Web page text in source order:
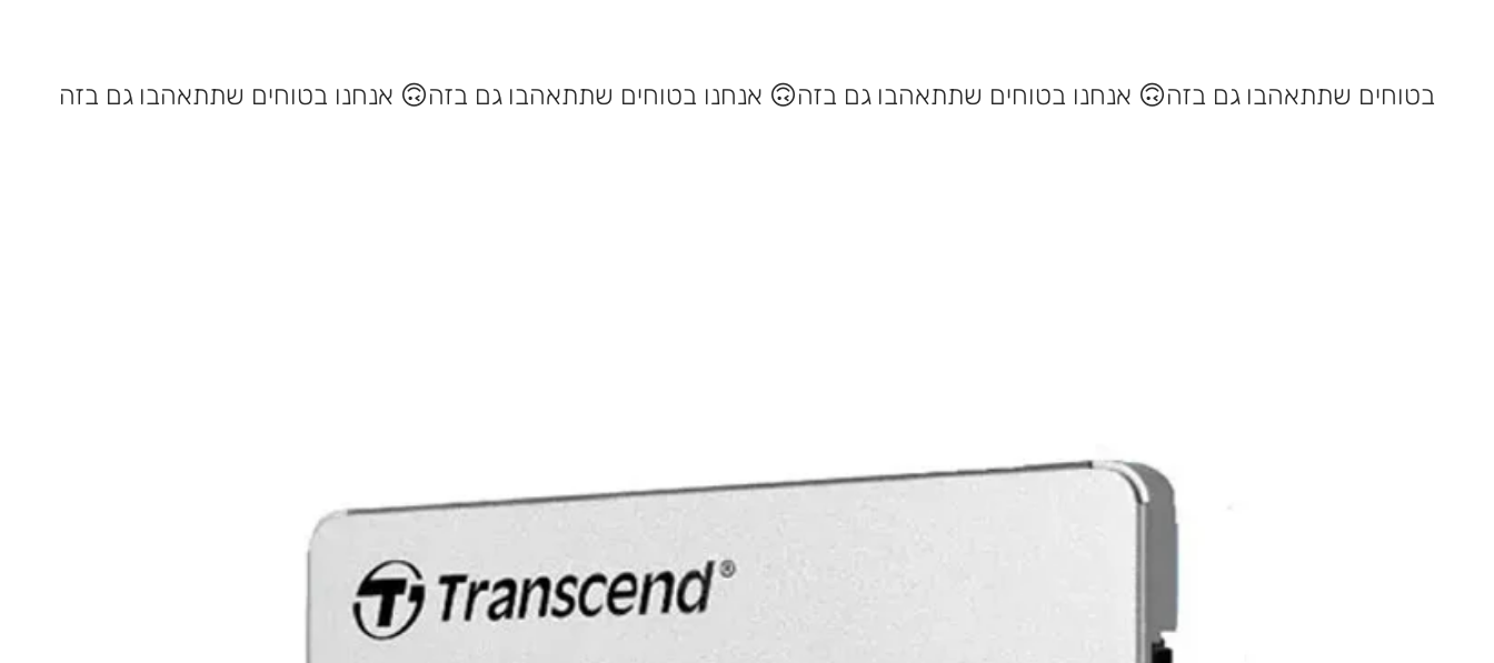
אנחנו בטוחים שתתאהבו גם בזה 🙃